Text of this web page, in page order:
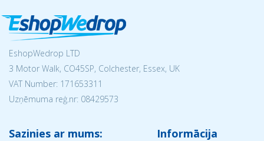
EshopWedrop LTD
3 Motor Walk, CO45SP, Colchester, Essex, UK
VAT Number: 171653311
Uzņēmuma reģ.nr: 08429573
Sazinies ar mums: Informācija